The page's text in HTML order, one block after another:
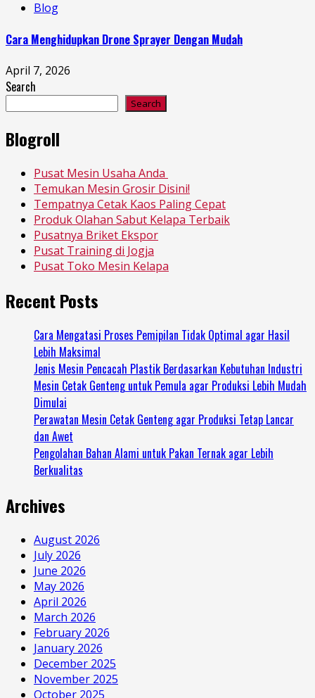
Blog
Cara Menghidupkan Drone Sprayer Dengan Mudah
April 7, 2026
Search
Search
Blogroll
Pusat Mesin Usaha Anda
Temukan Mesin Grosir Disini!
Tempatnya Cetak Kaos Paling Cepat
Produk Olahan Sabut Kelapa Terbaik
Pusatnya Briket Ekspor
Pusat Training di Jogja
Pusat Toko Mesin Kelapa
Recent Posts
Cara Mengatasi Proses Pemipilan Tidak Optimal agar Hasil
Lebih Maksimal
Jenis Mesin Pencacah Plastik Berdasarkan Kebutuhan Industri
Mesin Cetak Genteng untuk Pemula agar Produksi Lebih Mudah
Dimulai
Perawatan Mesin Cetak Genteng agar Produksi Tetap Lancar
dan Awet
Pengolahan Bahan Alami untuk Pakan Ternak agar Lebih
Berkualitas
Archives
August 2026
July 2026
June 2026
May 2026
April 2026
March 2026
February 2026
January 2026
December 2025
November 2025
October 2025